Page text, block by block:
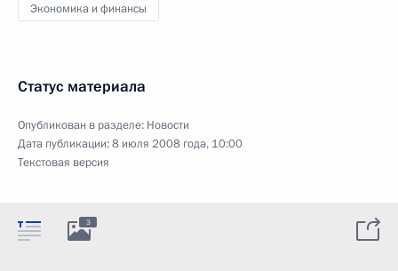
Экономика и финансы
Статус материала
Опубликован в разделе: Новости
Дата публикации:8 июля 2008 года, 10:00
Текстовая версия
3